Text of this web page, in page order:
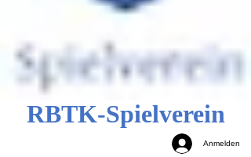
RBTK-Spielverein
Anmelden